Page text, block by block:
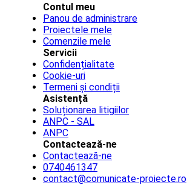
Contul meu
Panou de administrare
Proiectele mele
Comenzile mele
Servicii
Confidențialitate
Cookie-uri
Termeni și condiții
Asistență
Soluționarea litigiilor
ANPC - SAL
ANPC
Contactează-ne
Contactează-ne
0740461347
contact@comunicate-proiecte.ro